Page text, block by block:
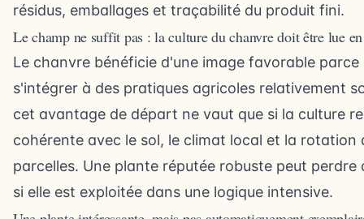
résidus, emballages et traçabilité du produit fini.
Le champ ne suffit pas : la culture du chanvre doit être lue
Le chanvre bénéficie d'une image favorable parce
s'intégrer à des pratiques agricoles relativement
cet avantage de départ ne vaut que si la culture
cohérente avec le sol, le climat local et la rotation
parcelles. Une plante réputée robuste peut perdre
si elle est exploitée dans une logique intensive.